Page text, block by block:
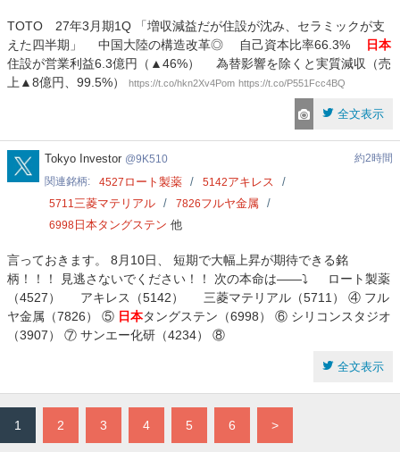
TOTO 27年3月期1Q 「増収減益だが住設が沈み、セラミックが支
えた四半期」 中国大陸の構造改革◎ 自己資本比率66.3%
日本
住設が営業利益6.3億円（▲46%） 為替影響を除くと実質減収（売
上▲8億円、99.5%）
https://t.co/hkn2Xv4Pom https://t.co/P551Fcc4BQ
全文表示
9K510
Tokyo Investor 9K510
約2時間
関連銘柄
4527 ロート製薬 5142アキレス
5711三菱マテリアル 7826フルヤ金属
6998 日本タングステン 他
言っておきます。 8月10日、 短期で大幅上昇が期待できる銘
柄！！！ 見逃さないでください！！ 次の本命は——⤵️ ロート製薬
（4527） アキレス（5142） 三菱マテリアル（5711） ④ フル
ヤ金属（7826） ⑤ 日本タングステン（6998） ⑥ シリコンスタジオ
（3907） ⑦ サンエー化研（4234） ⑧
全文表示
1 2 3 4 5 6 >